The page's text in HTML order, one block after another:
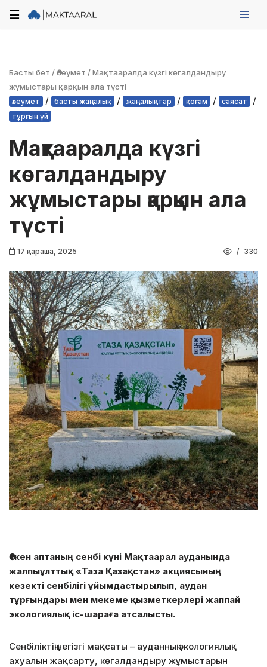
☰
Басты бет /Әлеумет /Мақтааралда күзгі көгалдандыру
жұмыстары қарқын ала түсті
әлеумет / басты жаңалық / жаңалықтар / қоғам / саясат /
тұрғын үй
Мақтааралда күзгі
көгалдандыру
жұмыстары қарқын ала
түсті
17 қараша, 2025 330
Өткен аптаның сенбі күні Мақтаарал ауданында
жалпыұлттық «Таза Қазақстан» акциясының
кезекті сенбілігі ұйымдастырылып, аудан
тұрғындары мен мекеме қызметкерлері жаппай
экологиялық іс-шараға атсалысты.
Сенбіліктің негізгі мақсаты – ауданның экологиялық
ахуалын жақсарту, көгалдандыру жұмыстарын